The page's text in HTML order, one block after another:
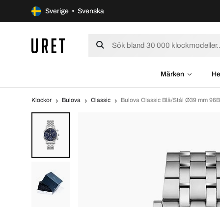
Sverige • Svenska
Märken
Klockor Bulova Classic Bulova Classic Blå/Stål Ø39 mm